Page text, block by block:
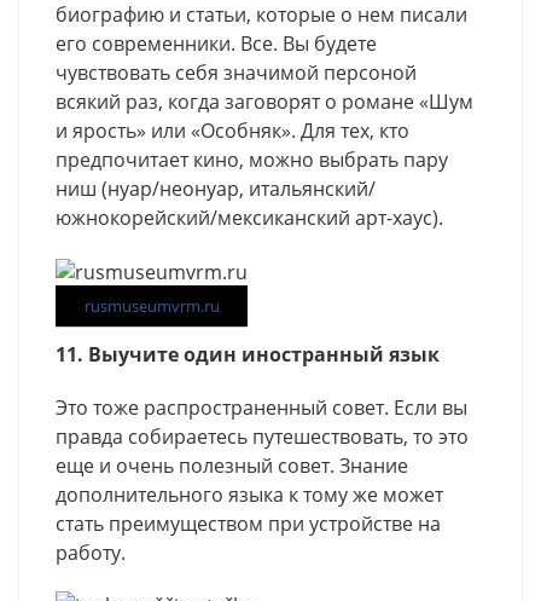
биографию и статьи, которые о нем писали
его современники. Все. Вы будете
чувствовать себя значимой персоной
всякий раз, когда заговорят о романе «Шум
и ярость» или «Особняк». Для тех, кто
предпочитает кино, можно выбрать пару
ниш (нуар/неонуар, итальянский/
южнокорейский/мексиканский арт-хаус).
rusmuseumvrm.ru
11. Выучите один иностранный язык
Это тоже распространенный совет. Если вы
правда собираетесь путешествовать, то это
еще и очень полезный совет. Знание
дополнительного языка к тому же может
стать преимуществом при устройстве на
работу.